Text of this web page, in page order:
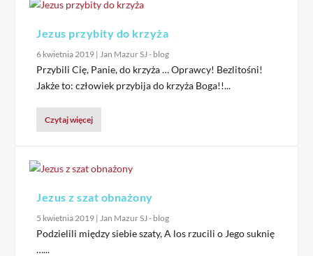
Jezus przybity do krzyża
6 kwietnia 2019 |Jan Mazur SJ - blog
Przybili Cię, Panie, do krzyża … Oprawcy! Bezlitośni!
Jakże to: człowiek przybija do krzyża Boga!!...
Czytaj więcej
Jezus z szat obnażony
5 kwietnia 2019 |Jan Mazur SJ - blog
Podzielili między siebie szaty, A los rzucili o Jego suknię
…...